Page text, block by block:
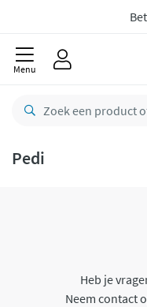
Menu
Pedi
Heb je
Neem contact